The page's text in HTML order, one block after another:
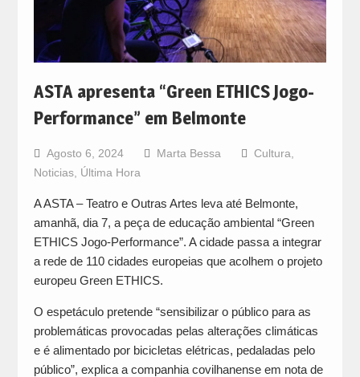
ASTA apresenta “Green ETHICS Jogo-
Performance” em Belmonte
Agosto 6, 2024 Marta Bessa Cultura
Noticias, Última Hora
A ASTA – Teatro e Outras Artes leva até Belmonte,
amanhã, dia 7, a peça de educação ambiental “Green
ETHICS Jogo-Performance”. A cidade passa a integrar
a rede de 110 cidades europeias que acolhem o projeto
europeu Green ETHICS.
O espetáculo pretende “sensibilizar o público para as
problemáticas provocadas pelas alterações climáticas
e é alimentado por bicicletas elétricas, pedaladas pelo
público”, explica a companhia covilhanense em nota de